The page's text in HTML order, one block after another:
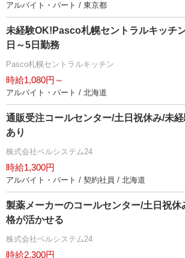
アルバイト・パート / 東京都
未経験OK!Pasco札幌セントラルキッチ
日～5日勤務
Pasco札幌セントラルキッチン
時給1,080円～
アルバイト・パート / 北海道
通販受注コールセンター/土日祝休み/未
あり
株式会社ベルシステム24
時給1,300円
アルバイト・パート / 契約社員 / 北海道
製薬メーカーのコールセンター/土日祝休
格が活かせる
株式会社ベルシステム24
時給2,300円